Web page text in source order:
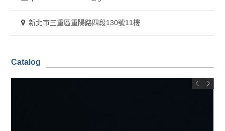
新北市三重區重陽路四段130號11樓
Catalog